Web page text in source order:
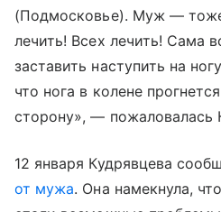
(Подмосковье). Муж — тоже
лечить! Всех лечить! Сама
заставить наступить на
что нога в колене
сторону», — пожаловалась
12 января Кудрявцева
от мужа. Она намекнула,